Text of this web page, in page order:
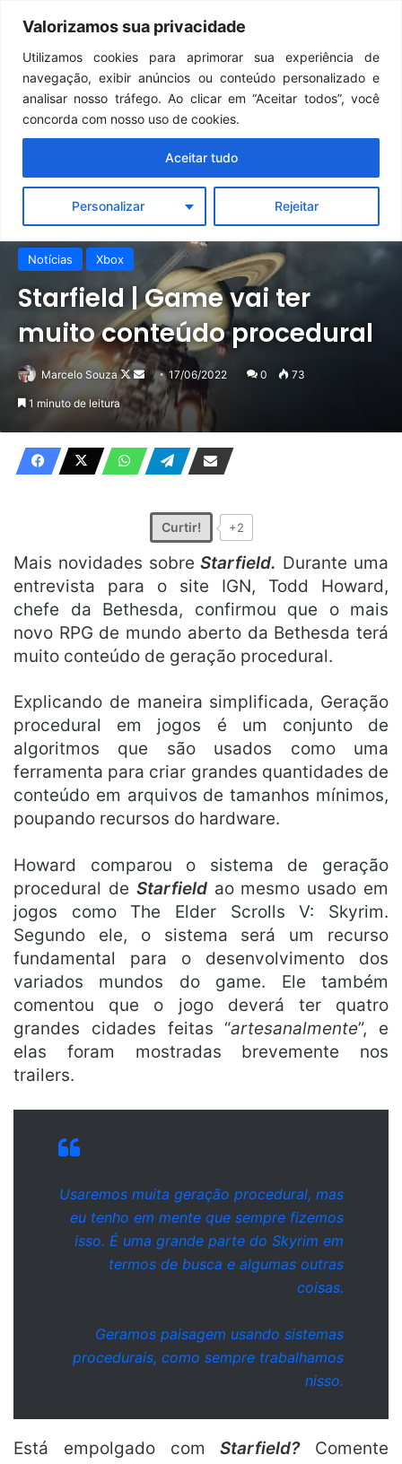
Valorizamos sua privacidade
Utilizamos cookies para aprimorar sua experiência de
navegação, exibir anúncios ou conteúdo personalizado e
analisar nosso tráfego. Ao clicar em “Aceitar todos”, você
concorda com nosso uso de cookies.
Personalizar Rejeitar
Aceitar tudo
Menu
Notícias Xbox
Starfield | Game vai ter
muito conteúdo procedural
Marcelo Souza
Follow
on
Mande
um
e-
17/06/2022 0 73
1 minuto de leitura
Curtir! +2
Mais novidades sobreStarfield. Durante uma
entrevista para o site IGN, Todd Howard,
chefe da Bethesda, confirmou que o mais
novo RPG de mundo aberto da Bethesda terá
muito conteúdo de geração procedural.
Explicando de maneira simplificada, Geração
procedural em jogos é um conjunto de
algoritmos que são usados como uma
ferramenta para criar grandes quantidades de
conteúdo em arquivos de tamanhos mínimos,
poupando recursos do hardware.
Howard comparou o sistema de geração
procedural de Starfieldao mesmo usado em
jogos como The Elder Scrolls V: Skyrim.
Segundo ele, o sistema será um recurso
fundamental para o desenvolvimento dos
variados mundos do game. Ele também
comentou que o jogo deverá ter quatro
grandes cidades feitas “artesanalmente”, e
elas foram mostradas brevemente nos
trailers.
Usaremos muita geração procedural, mas
eu tenho em mente que sempre fizemos
isso. É uma grande parte do Skyrim em
termos de busca e algumas outras
coisas.
Geramos paisagem usando sistemas
procedurais, como sempre trabalhamos
nisso.
Está empolgado comStarfield? Comente